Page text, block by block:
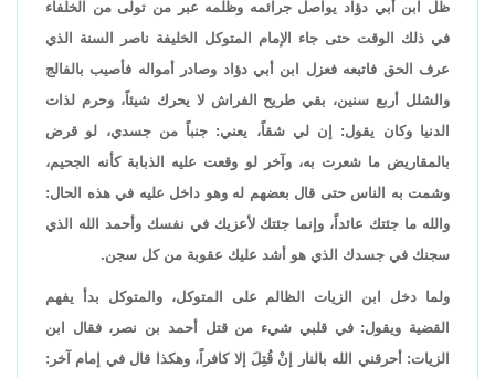
ظل ابن أبي دؤاد يواصل جرائمه وظلمه عبر من تولى من الخلفاء
في ذلك الوقت حتى جاء الإمام المتوكل الخليفة ناصر السنة الذي
عرف الحق فاتبعه فعزل ابن أبي دؤاد وصادر أمواله فأصيب بالفالج
والشلل أربع سنين، بقي طريح الفراش لا يحرك شيئاً، وحرم لذات
الدنيا وكان يقول: إن لي شقاً، يعني: جنباً من جسدي، لو قرض
بالمقاريض ما شعرت به، وآخر لو وقعت عليه الذبابة كأنه الجحيم،
وشمت به الناس حتى قال بعضهم له وهو داخل عليه في هذه الحال:
والله ما جئتك عائداً، وإنما جئتك لأعزيك في نفسك وأحمد الله الذي
سجنك في جسدك الذي هو أشد عليك عقوبة من كل سجن.
ولما دخل ابن الزيات الظالم على المتوكل، والمتوكل بدأ يفهم
القضية ويقول: في قلبي شيء من قتل أحمد بن نصر، فقال ابن
الزيات: أحرقني الله بالنار إنْ قُتِلَ إلا كافراً، وهكذا قال في إمام آخر: